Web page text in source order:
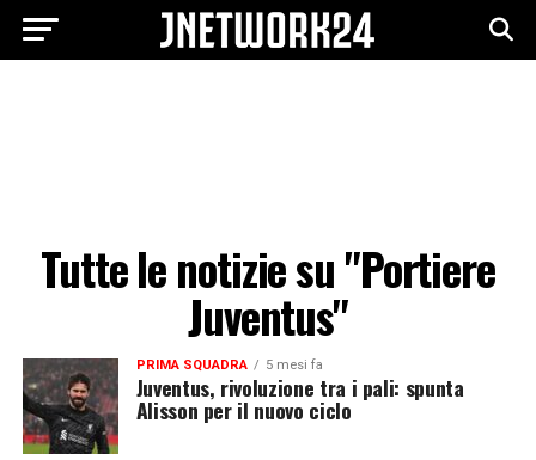
Tutte le notizie su "Portiere
Juventus"
PRIMA SQUADRA 5 mesi fa
Juventus, rivoluzione tra i pali: spunta
Alisson per il nuovo ciclo